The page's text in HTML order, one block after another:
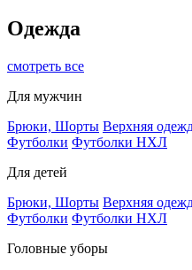
Одежда
смотреть все
Для мужчин
Брюки, Шорты Верхняя
Футболки Футболки НХЛ
Для детей
Брюки, Шорты Верхняя
Футболки Футболки НХЛ
Головные уборы